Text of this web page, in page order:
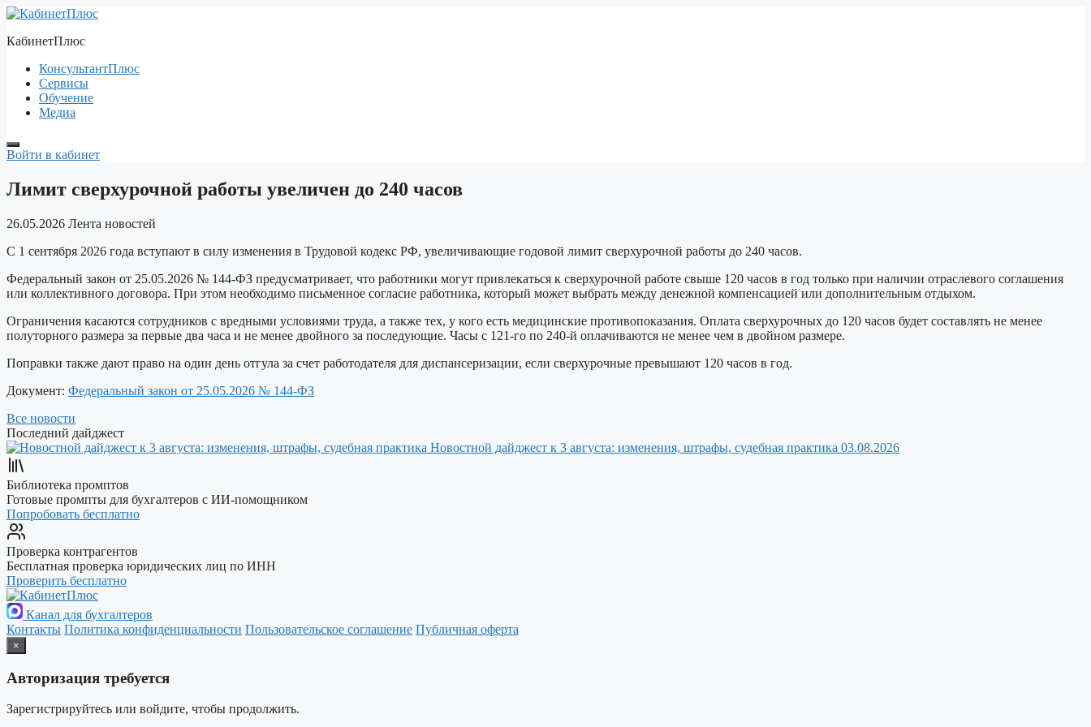
Перейти
содержимому
КабинетПлюс
КонсультантПлюс
Сервисы
Обучение
Медиа
Войти в кабинет
Лимит сверхурочной работы увеличен до 240 часов
26.05.2026 Лента новостей
С 1 сентября 2026 года вступают в силу изменения в Трудовой кодекс РФ, увеличивающие годовой лимит сверхурочной работы до 240 часов.
Федеральный закон от 25.05.2026 № 144-ФЗ предусматривает, что работники могут привлекаться к сверхурочной работе свыше 120 часов в год только при наличии отраслевого соглашения
или коллективного договора. При этом необходимо письменное согласие работника, который может выбрать между денежной компенсацией или дополнительным отдыхом.
Ограничения касаются сотрудников с вредными условиями труда, а также тех, у кого есть медицинские противопоказания. Оплата сверхурочных до 120 часов будет составлять не менее
полуторного размера за первые два часа и не менее двойного за последующие. Часы с 121-го по 240-й оплачиваются не менее чем в двойном размере.
Поправки также дают право на один день отгула за счет работодателя для диспансеризации, если сверхурочные превышают 120 часов в год.
Документ: Федеральный закон от 25.05.2026 № 144-ФЗ
Все новости
Последний дайджест
Новостной дайджест к 3 августа: изменения, штрафы, судебная практика 03.08.2026
Библиотека промптов
Готовые промпты для бухгалтеров с ИИ-помощником
Попробовать бесплатно
Проверка контрагентов
Бесплатная проверка юридических лиц по ИНН
Проверить бесплатно
Канал для бухгалтеров
Контакты Политика конфиденциальности Пользовательское соглашение Публичная оферта
×
Авторизация требуется
Зарегистрируйтесь или войдите, чтобы продолжить.